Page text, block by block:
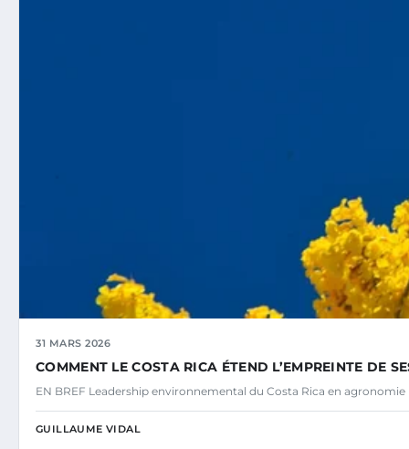
31 MARS 2026
COMMENT LE COSTA RICA ÉTEND L’EMPREINTE DE
EN BREF Leadership environnemental du Costa Rica en
GUILLAUME VIDAL